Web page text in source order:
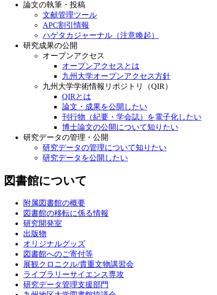
論文の執筆・投稿
文献管理ツール
APC割引情報
ハゲタカジャーナル（注意喚起）
研究成果の公開
オープンアクセス
オープンアクセスとは
九州大学オープンアクセス方針
九州大学学術情報リポジトリ（QIR）
QIRとは
論文・成果を公開したい
刊行物（紀要・学会誌）を電子化したい
博士論文の公開について知りたい
研究データの管理・公開
研究データの管理について知りたい
研究データを公開したい
図書館について
附属図書館の概要
図書館の移転に係る情報
研究開発室
出版物
オリジナルグッズ
図書館へのご寄付等
展観クロニクル/貴重文物講習会
ライブラリーサイエンス専攻
研究データ管理支援部門